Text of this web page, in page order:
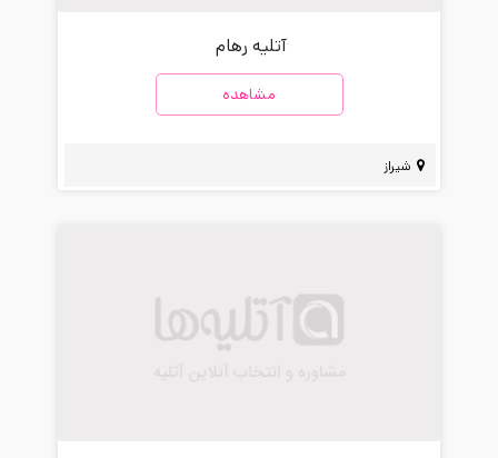
آتلیه رهام
مشاهده
شیراز